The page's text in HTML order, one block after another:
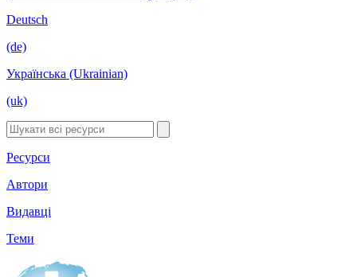
Deutsch
(de)
Українська (Ukrainian)
(uk)
Ресурси
Автори
Видавці
Теми